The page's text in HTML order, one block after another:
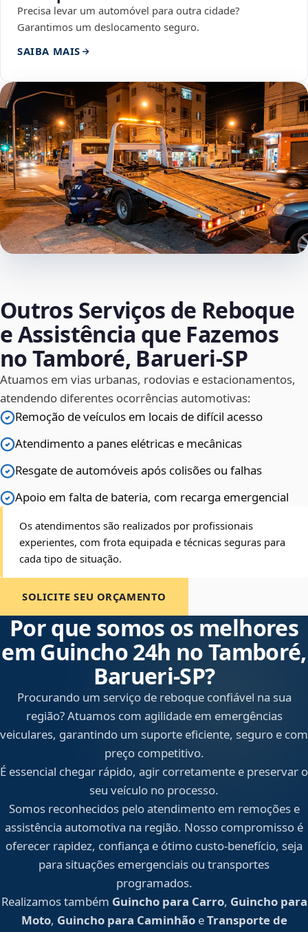
Precisa levar um automóvel para outra cidade?
Garantimos um deslocamento seguro.
SAIBA MAIS
Outros Serviços de Reboque
e Assistência que Fazemos
no Tamboré, Barueri‑SP
Atuamos em vias urbanas, rodovias e estacionamentos,
atendendo diferentes ocorrências automotivas:
Remoção de veículos em locais de difícil acesso
Atendimento a panes elétricas e mecânicas
Resgate de automóveis após colisões ou falhas
Apoio em falta de bateria, com recarga emergencial
Os atendimentos são realizados por profissionais
experientes, com frota equipada e técnicas seguras para
cada tipo de situação.
SOLICITE SEU ORÇAMENTO
Por que somos os melhores
em Guincho 24h no Tamboré,
Barueri‑SP?
Procurando um serviço de reboque confiável na sua
região? Atuamos com agilidade em emergências
veiculares, garantindo um suporte eficiente, seguro e com
preço competitivo.
É essencial chegar rápido, agir corretamente e preservar o
seu veículo no processo.
Somos reconhecidos pelo atendimento em remoções e
assistência automotiva na região. Nosso compromisso é
oferecer rapidez, confiança e ótimo custo-benefício, seja
para situações emergenciais ou transportes
programados.
Realizamos também Guincho para Carro, Guincho para
Moto, Guincho para CaminhãoeTransporte de